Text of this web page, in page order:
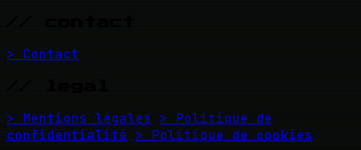
> Contact
> Mentions légales
> Politique de
confidentialité > Politique de cookies